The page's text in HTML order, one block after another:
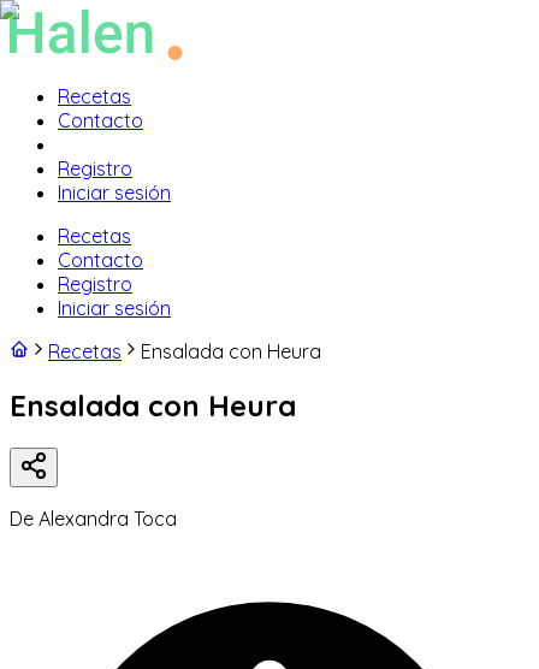
Recetas
Contacto
Registro
Iniciar sesión
Recetas
Contacto
Registro
Iniciar sesión
Recetas
Ensalada con Heura
Ensalada con Heura
De Alexandra Toca